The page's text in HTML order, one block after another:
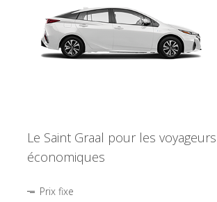
Le Saint Graal pour les voyageurs
économiques
Prix fixe